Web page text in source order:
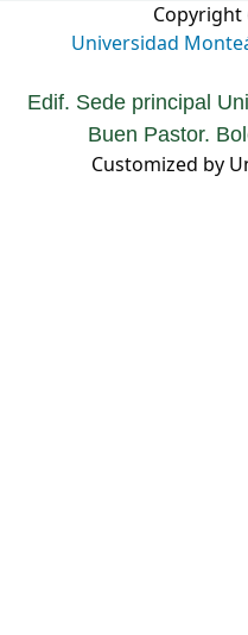
Copyright
Universidad
Edif. Sede principal
Buen Pastor.
Customized by